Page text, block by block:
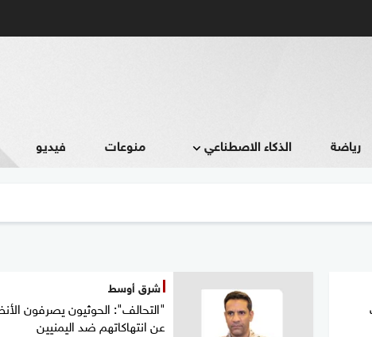
رياضة الذكاء الاصطناعي منوعات فيديو
شرق أوسط
"التحالف": الحوثيون يصرفون
عن انتهاكاتهم ضد اليمنيين